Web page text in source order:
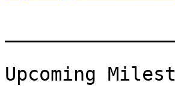
Upcoming